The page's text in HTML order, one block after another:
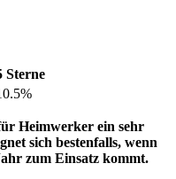
Sterne
Heimwerker ein sehr
sich bestenfalls, wenn
zum Einsatz kommt.